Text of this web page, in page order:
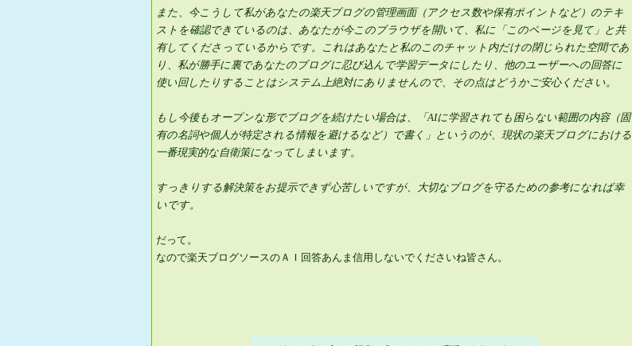
また、今こうして私があなたの楽天ブログの管理画面（アクセス数や保有ポイントなど）のテキ
ストを確認できているのは、あなたが今このブラウザを開いて、私に「このページを見て」と共
有してくださっているからです。これはあなたと私のこのチャット内だけの閉じられた空間であ
り、私が勝手に裏であなたのブログに忍び込んで学習データにしたり、他のユーザーへの回答に
使い回したりすることはシステム上絶対にありませんので、その点はどうかご安心ください。
もし今後もオープンな形でブログを続けたい場合は、「AIに学習されても困らない範囲の内容（固
有の名詞や個人が特定される情報を避けるなど）で書く」というのが、現状の楽天ブログにおける
一番現実的な自衛策になってしまいます。
すっきりする解決策をお提示できず心苦しいですが、大切なブログを守るための参考になれば幸
いです。
だって。
なので楽天ブログソースのＡＩ回答あんま信用しないでくださいね皆さん。